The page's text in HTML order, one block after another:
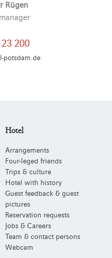
Rügen
200
potsdam.de
Hotel
Arrangements
Four-leged friends
Trips & culture
Hotel with history
Guest feedback & guest
pictures
Reservation requests
Jobs & Careers
Team & contact persons
Webcam